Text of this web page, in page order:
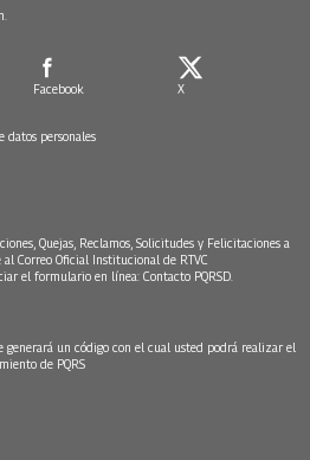
Facebook X
personales
Quejas, Reclamos, Solicitudes y Felicitaciones a
Correo Oficial Institucional de RTVC
el formulario en línea: Contacto PQRSD.
un código con el cual usted podrá realizar el
de PQRS